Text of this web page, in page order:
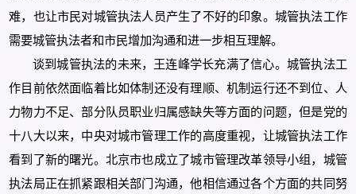
难，也让市民对城管执法人员产生了不好的印象。城管执法工作
需要城管执法者和市民增加沟通和进一步相互理解。
谈到城管执法的未来，王连峰学长充满了信心。城管执法工
作目前依然面临着比如体制还没有理顺、机制运行还不到位、人
力物力不足、部分队员职业归属感缺失等方面的问题，但是党的
十八大以来，中央对城市管理工作的高度重视，让城管执法工作
看到了新的曙光。北京市也成立了城市管理改革领导小组，城管
执法局正在抓紧跟相关部门沟通，他相信通过各个方面的共同努